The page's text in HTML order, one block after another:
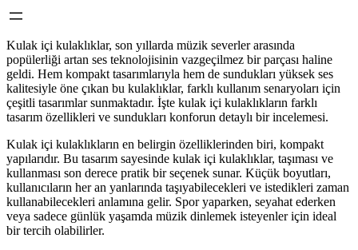
Kulak içi kulaklıklar, son yıllarda müzik severler arasında
popülerliği artan ses teknolojisinin vazgeçilmez bir parçası haline
geldi. Hem kompakt tasarımlarıyla hem de sundukları yüksek ses
kalitesiyle öne çıkan bu kulaklıklar, farklı kullanım senaryoları için
çeşitli tasarımlar sunmaktadır. İşte kulak içi kulaklıkların farklı
tasarım özellikleri ve sundukları konforun detaylı bir incelemesi.
Kulak içi kulaklıkların en belirgin özelliklerinden biri, kompakt
yapılarıdır. Bu tasarım sayesinde kulak içi kulaklıklar, taşıması ve
kullanması son derece pratik bir seçenek sunar. Küçük boyutları,
kullanıcıların her an yanlarında taşıyabilecekleri ve istedikleri zaman
kullanabilecekleri anlamına gelir. Spor yaparken, seyahat ederken
veya sadece günlük yaşamda müzik dinlemek isteyenler için ideal
bir tercih olabilirler.